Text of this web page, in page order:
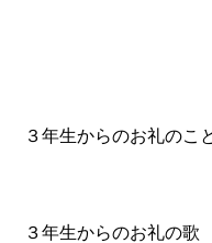
３年生からのお礼のこ
３年生からのお礼の歌